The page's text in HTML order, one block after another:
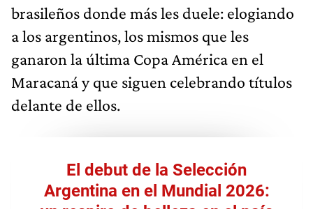
brasileños donde más les duele: elogiando
a los argentinos, los mismos que les
ganaron la última Copa América en el
Maracaná y que siguen celebrando títulos
delante de ellos.
El debut de la Selección
Argentina en el Mundial 2026: